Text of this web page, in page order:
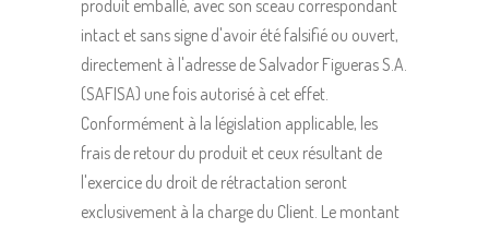
produit emballé, avec son sceau correspondant
intact et sans signe d'avoir été falsifié ou ouvert,
directement à l'adresse de Salvador Figueras S.A.
(SAFISA) une fois autorisé à cet effet.
Conformément à la législation applicable, les
frais de retour du produit et ceux résultant de
l'exercice du droit de rétractation seront
exclusivement à la charge du Client. Le montant